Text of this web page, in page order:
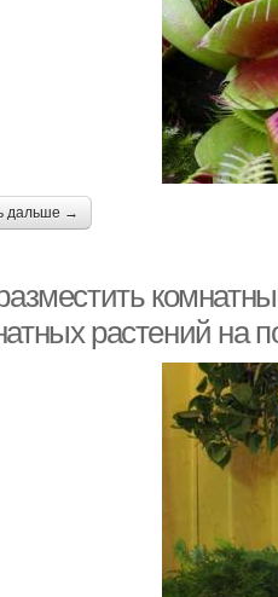
дальше →
растений на